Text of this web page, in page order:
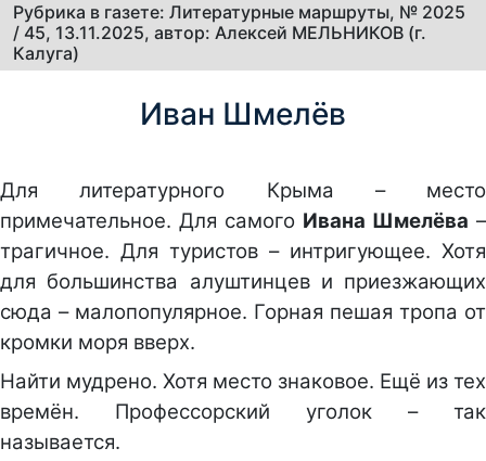
Рубрика в газете: Литературные маршруты, № 2025
/ 45, 13.11.2025, автор: Алексей МЕЛЬНИКОВ (г.
Калуга)
Иван Шмелёв
Для литературного Крыма – место
примечательное. Для самого Ивана Шмелёва –
трагичное. Для туристов – интригующее. Хотя
для большинства алуштинцев и приезжающих
сюда – малопопулярное. Горная пешая тропа от
кромки моря вверх.
Найти мудрено. Хотя место знаковое. Ещё из тех
времён. Профессорский уголок – так
называется.